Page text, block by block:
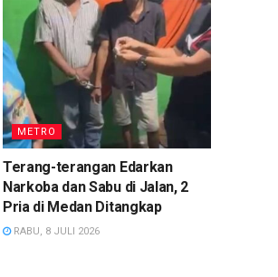
METRO
Terang-terangan Edarkan
Narkoba dan Sabu di Jalan, 2
Pria di Medan Ditangkap
RABU, 8 JULI 2026